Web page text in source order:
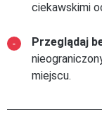
ciekawskimi
Przeglądaj
miejscu.